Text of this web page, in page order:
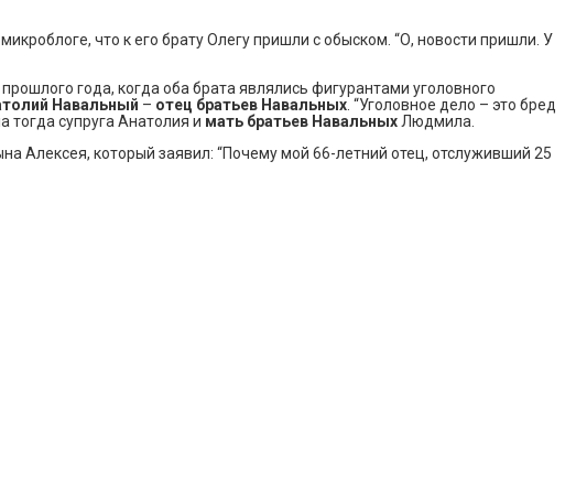
что к его брату Олегу пришли с обыском. “О, новости пришли. У
года, когда оба брата являлись фигурантами уголовного
Навальный – отец братьев Навальных . “Уголовное дело – это бред
тогда супруга Анатолия и мать братьев Навальных Людмила.
Алексея, который заявил: “Почему мой 66-летний отец, отслуживший 25